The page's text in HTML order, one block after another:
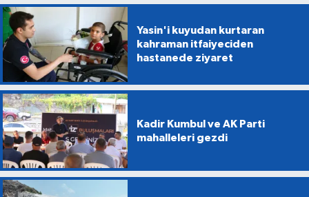
Yasin'i kuyudan kurtaran
kahraman itfaiyeciden
hastanede ziyaret
Kadir Kumbul ve AK Parti
mahalleleri gezdi